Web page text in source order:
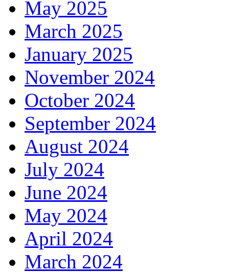
May 2025
March 2025
January 2025
November 2024
October 2024
September 2024
August 2024
July 2024
June 2024
May 2024
April 2024
March 2024